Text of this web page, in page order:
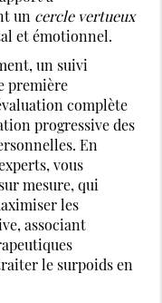
un cercle vertueux
et émotionnel.
un suivi
première
complète
progressive des
En
vous
mesure, qui
les
associant
le surpoids en